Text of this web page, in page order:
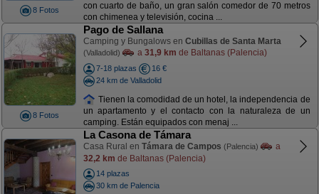
8 Fotos
con cuarto de baño, un gran salón comedor de 70 metros
con chimenea y televisión, cocina ...
8 Fotos
Pago de Sallana
Camping y Bungalows en Cubillas de Santa Marta
(Valladolid) a 31,9 km de Baltanas (Palencia)
7-18 plazas
16 €
24 km de Valladolid
Tienen la comodidad de un hotel, la independencia de
un apartamento y el contacto con la naturaleza de un
camping. Están equipados con menaj ...
La Casona de Támara
Casa Rural en Támara de Campos (Palencia)
a
32,2 km de Baltanas (Palencia)
14 plazas
30 km de Palencia